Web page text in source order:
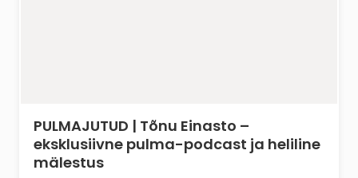
PULMAJUTUD | Tõnu Einasto –
eksklusiivne pulma-podcast ja heliline
mälestus